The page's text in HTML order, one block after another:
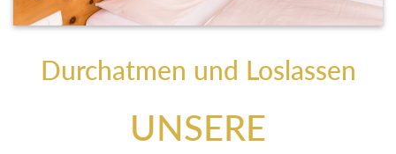
Durchatmen und Loslassen
UNSERE